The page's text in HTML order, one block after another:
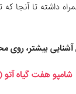
داشته تا آنجا که
آشنایی بیشتر، روی
شامپو هفت گیاه آتو